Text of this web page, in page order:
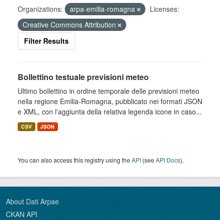
Organizations:
arpa-emilia-romagna
Licenses:
Creative Commons Attribution
Filter Results
Bollettino testuale previsioni meteo
Ultimo bollettino in ordine temporale delle previsioni meteo
nella regione Emilia-Romagna, pubblicato nei formati JSON
e XML, con l'aggiunta della relativa legenda icone in caso...
CSV JSON
You can also access this registry using theAPI (seeAPI Docs).
About Dati Arpae
CKAN API